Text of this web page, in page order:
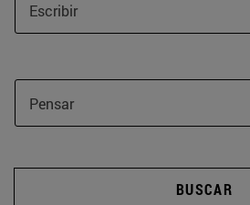
Escribir
Pensar
BUSCAR